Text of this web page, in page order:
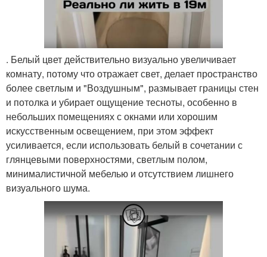
. Белый цвет действительно визуально увеличивает
комнату, потому что отражает свет, делает пространство
более светлым и "Воздушным", размывает границы стен
и потолка и убирает ощущение тесноты, особенно в
небольших помещениях с окнами или хорошим
искусственным освещением, при этом эффект
усиливается, если использовать белый в сочетании с
глянцевыми поверхностями, светлым полом,
минималистичной мебелью и отсутствием лишнего
визуального шума.